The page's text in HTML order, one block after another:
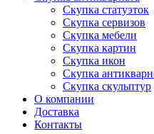
Скупка статуэток
Скупка сервизов
Скупка мебели
Скупка картин
Скупка икон
Скупка
Скупка скульптур
О компании
Доставка
Контакты